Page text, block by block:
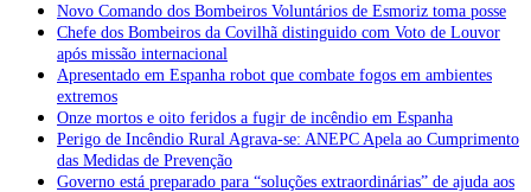
Novo Comando dos Bombeiros Voluntários de Esmoriz toma posse
Chefe dos Bombeiros da Covilhã distinguido com Voto de Louvor
após missão internacional
Apresentado em Espanha robot que combate fogos em ambientes
extremos
Onze mortos e oito feridos a fugir de incêndio em Espanha
Perigo de Incêndio Rural Agrava-se: ANEPC Apela ao Cumprimento
das Medidas de Prevenção
Governo está preparado para “soluções extraordinárias” de ajuda aos